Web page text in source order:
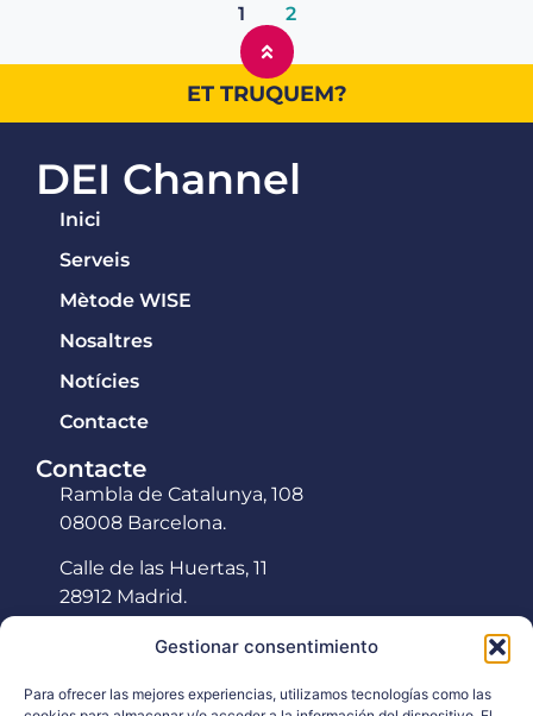
Gestionar consentimiento
Para ofrecer las mejores experiencias, utilizamos tecnologías como las
1 2
ET TRUQUEM?
DEI Channel
Inici
Serveis
Mètode WISE
Nosaltres
Notícies
Contacte
Contacte
Rambla de Catalunya, 108
08008 Barcelona.
Calle de las Huertas, 11
28912 Madrid.
hola@deichannel.com
Tel: +34 934 188 151